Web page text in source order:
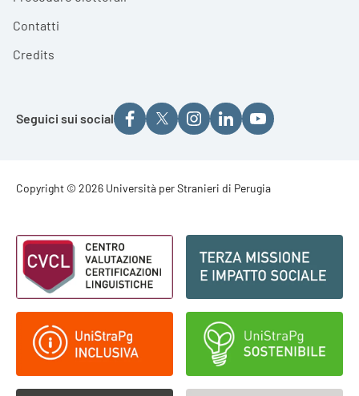
Contatti
Credits
Seguici sui social
Footer - Copyright
Copyright © 2026 Università per Stranieri di Perugia
Footer - Loghi